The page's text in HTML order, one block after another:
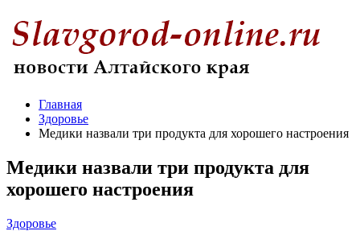
Главная
Здоровье
Медики назвали три продукта для хорошего настроения
Медики назвали три продукта для
хорошего настроения
Здоровье